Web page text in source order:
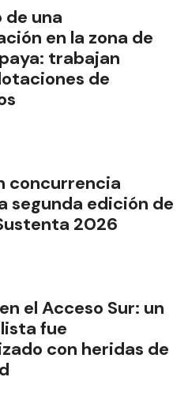
de una
en la zona de
trabajan
de
concurrencia
segunda edición de
2026
el Acceso Sur: un
fue
con heridas de